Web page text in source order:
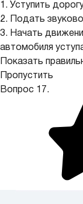
1. Уступить
2. Подать
3. Начать
автомобиля
Показать
Пропустить
Вопрос 17.